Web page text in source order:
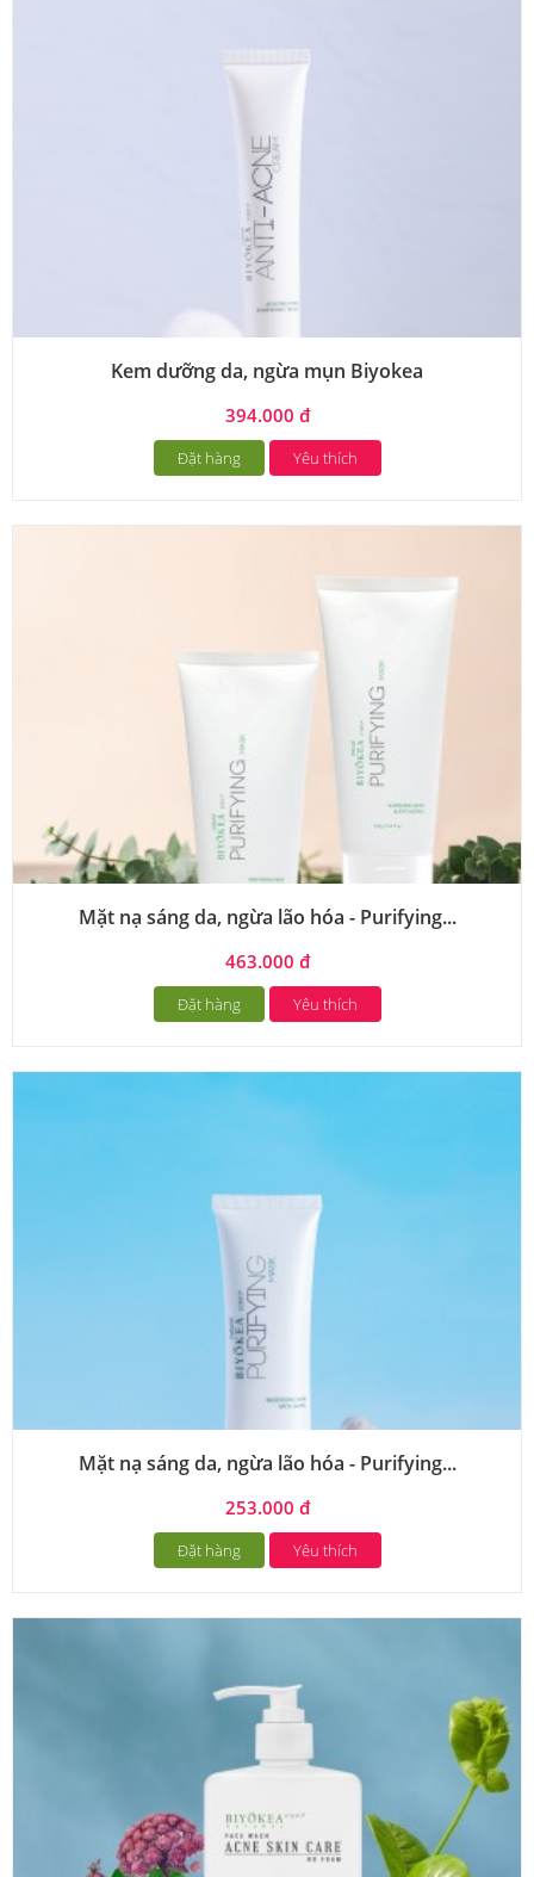
Kem dưỡng da, ngừa mụn Biyokea
394.000 đ
Đặt hàng Yêu thích
Mặt nạ sáng da, ngừa lão hóa - Purifying...
463.000 đ
Đặt hàng Yêu thích
Mặt nạ sáng da, ngừa lão hóa - Purifying...
253.000 đ
Đặt hàng Yêu thích